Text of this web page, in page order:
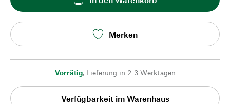
Merken
Vorrätig, Lieferung in 2-3 Werktagen
Verfügbarkeit im Warenhaus